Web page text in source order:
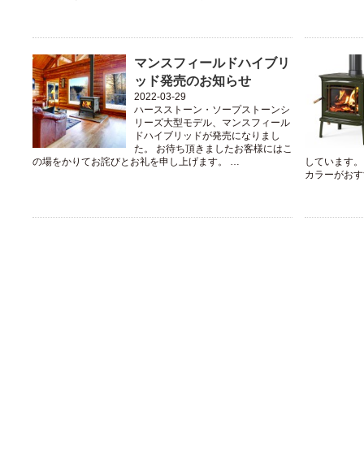
マンスフィールドハイブリ
ッド発売のお知らせ
2022-03-29
ハースストーン・ソープストーンシ
リーズ大型モデル、マンスフィール
ドハイブリッドが発売になりまし
た。 お待ち頂きましたお客様にはこ
の場をかりてお詫びとお礼を申し上げます。 …
しています
カラーがお